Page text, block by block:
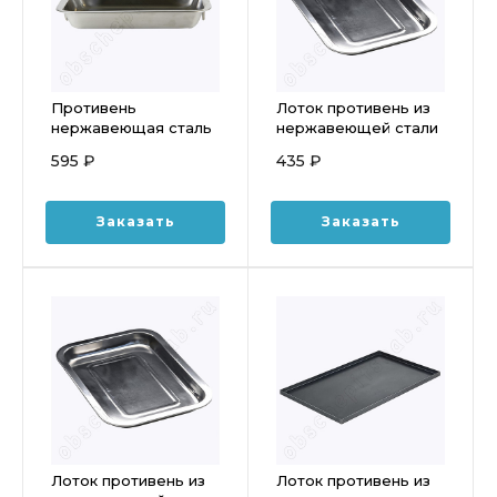
Противень
нержавеющая сталь
WLT-00010
595 ₽
Заказать
Лоток противень из
нержавеющей стали
Luxstahl кт342
435 ₽
Заказать
Лоток противень из
Лоток противень из